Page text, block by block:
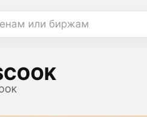
или биржам